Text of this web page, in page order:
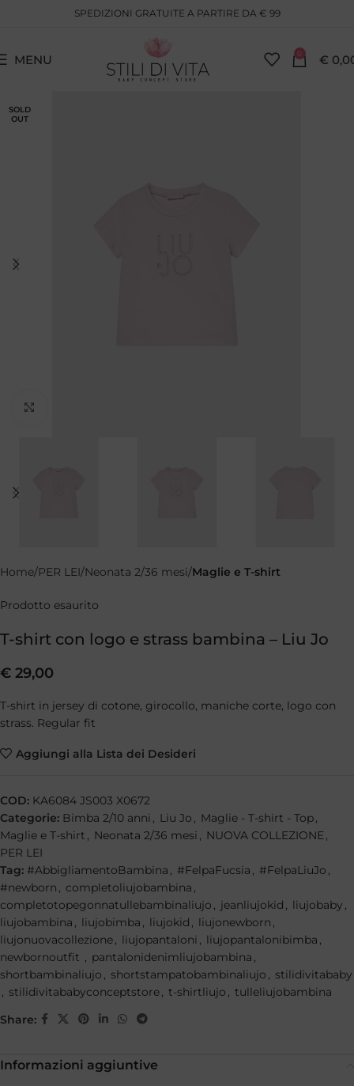
SPEDIZIONI GRATUITE A PARTIRE DA € 99
MENU 0 €
SOLD
OUT
Home PER LEI Neonata 2/36 mesi Maglie e T-shirt
Prodotto esaurito
T-shirt con logo e strass bambina – Liu Jo
€ 29,00
T-shirt in jersey di cotone, girocollo, maniche corte, logo con
strass. Regular fit
Aggiungi alla Lista dei Desideri
COD: KA6084 JS003 X0672
Categorie: Bimba 2/10 anni , Liu Jo , Maglie - T-shirt - Top,
Maglie e T-shirt , Neonata 2/36 mesi , NUOVA COLLEZIONE,
PER LEI
Tag: #AbbigliamentoBambina , #FelpaFucsia , #FelpaLiuJo ,
#newborn , completoliujobambina ,
completotopegonnatullebambinaliujo , jeanliujokid , liujobaby ,
liujobambina , liujobimba , liujokid , liujonewborn ,
liujonuovacollezione, liujopantaloni , liujopantalonibimba ,
newbornoutfit , pantalonidenimliujobambina ,
shortbambinaliujo , shortstampatobambinaliujo , stilidivitababy
, stilidivitababyconceptstore, t-shirtliujo , tulleliujobambina
Share:
Informazioni aggiuntive